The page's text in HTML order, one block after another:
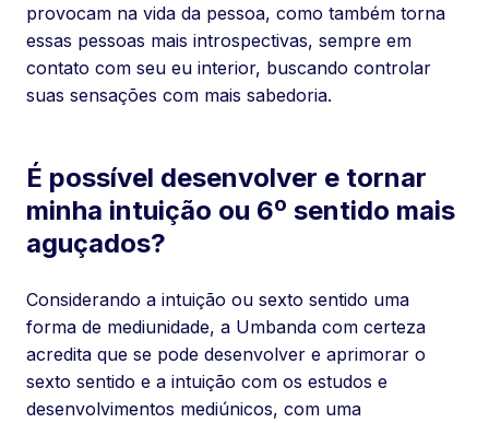
provocam na vida da pessoa, como também torna
essas pessoas mais introspectivas, sempre em
contato com seu eu interior, buscando controlar
suas sensações com mais sabedoria.
É possível desenvolver e tornar
minha intuição ou 6º sentido mais
aguçados?
Considerando a intuição ou sexto sentido uma
forma de mediunidade, a Umbanda com certeza
acredita que se pode desenvolver e aprimorar o
sexto sentido e a intuição com os estudos e
desenvolvimentos mediúnicos, com uma